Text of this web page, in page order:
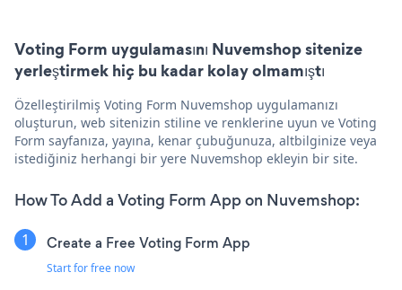
Voting Form uygulamasını Nuvemshop sitenize
yerleştirmek hiç bu kadar kolay olmamıştı
Özelleştirilmiş Voting Form Nuvemshop uygulamanızı
oluşturun, web sitenizin stiline ve renklerine uyun ve Voting
Form sayfanıza, yayına, kenar çubuğunuza, altbilginize veya
istediğiniz herhangi bir yere Nuvemshop ekleyin bir site.
How To Add a Voting Form App on Nuvemshop:
Create a Free Voting Form App
Start for free now